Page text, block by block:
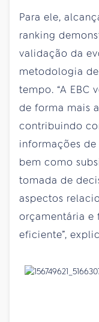
Para ele,
ranking
validação da
metodologia
tempo. “A EBC
de forma mais
contribuindo
informações
bem como
tomada de
aspectos
orçamentária e
eficiente”,